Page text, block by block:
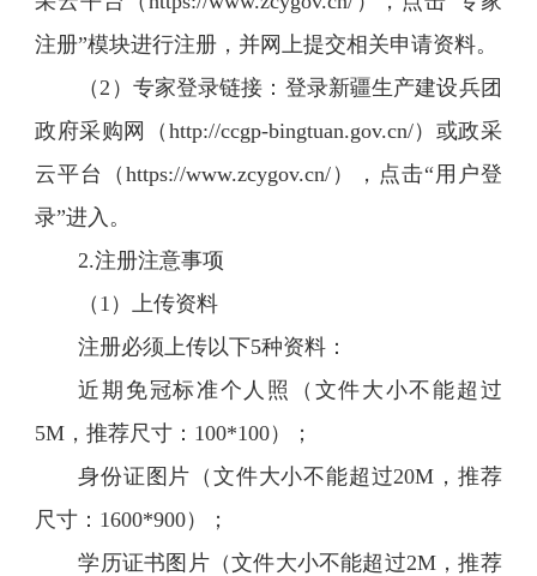
注册”模块进行注册，并网上提交相关申请资料。
（2）专家登录链接：登录新疆生产建设兵团
政府采购网（http://ccgp-bingtuan.gov.cn/）或政采
云平台（https://www.zcygov.cn/），点击“用户登
录”进入。
2.注册注意事项
（1）上传资料
注册必须上传以下5种资料：
近期免冠标准个人照（文件大小不能超过
5M，推荐尺寸：100*100）；
身份证图片（文件大小不能超过20M，推荐
尺寸：1600*900）；
学历证书图片（文件大小不能超过2M，推荐